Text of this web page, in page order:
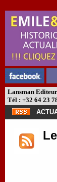
Lansman
Tél : +32 64 23